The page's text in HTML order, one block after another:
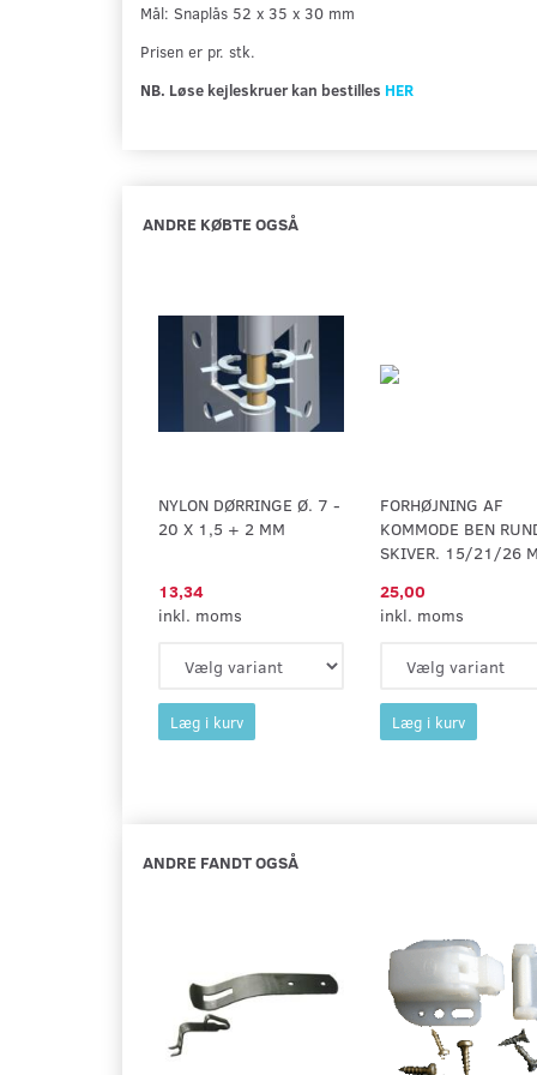
Mål: Snaplås 52 x 35 x 30 mm
Prisen er pr. stk.
NB. Løse kejleskruer kan bestilles HER
ANDRE KØBTE OGSÅ
NYLON DØRRINGE Ø. 7 -
20 X 1,5 + 2 MM
13,34
inkl. moms
Læg i kurv
FORHØJNING AF
KOMMODE BEN
SKIVER. 15/21/26
25,00
inkl. moms
Læg i kurv
ANDRE FANDT OGSÅ